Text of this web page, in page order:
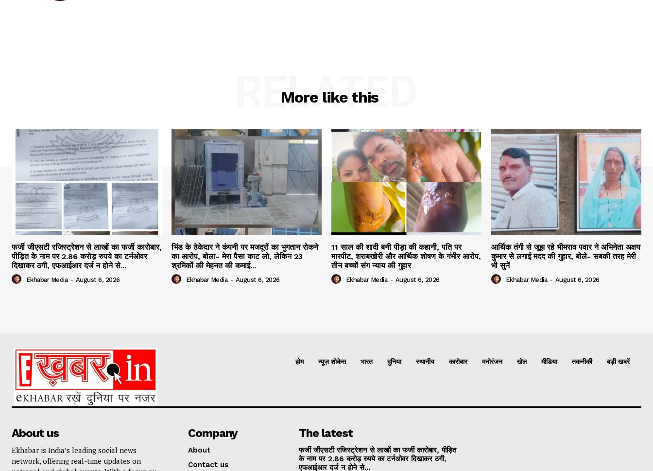
More like this
RELATED
फर्जी जीएसटी रजिस्ट्रेशन से लाखों का फर्जी कारोबार,
पीड़ित के नाम पर 2.86 करोड़ रुपये का टर्नओवर
दिखाकर ठगी, एफआईआर दर्ज न होने से...
Ekhabar Media - August 6, 2026
भिंड के ठेकेदार ने कंपनी पर मजदूरों का भुगतान रोकने
का आरोप, बोला- मेरा पैसा काट लो, लेकिन 23
श्रमिकों की मेहनत की कमाई...
Ekhabar Media - August 6, 2026
11 साल की शादी बनी पीड़ा की कहानी, पति पर
मारपीट, शराबखोरी और आर्थिक शोषण के गंभीर आरोप,
तीन बच्चों संग न्याय की गुहार
Ekhabar Media - August 6, 2026
आर्थिक तंगी से जूझ रहे भीमराव पवार ने अभिनेता अक्षय
कुमार से लगाई मदद की गुहार, बोले- सबकी तरह मेरी
भी सुनें
Ekhabar Media - August 6, 2026
होम न्यूज़ शोकेस भारत दुनिया स्थानीय कारोबार मनोरंजन खेल मीडिया तकनीकी बड़ी खबरें
About us
Ekhabar is India’s leading social news
network, offering real-time updates on
Company
About
Contact us
The latest
फर्जी जीएसटी रजिस्ट्रेशन से लाखों का फर्जी कारोबार, पीड़ित
के नाम पर 2.86 करोड़ रुपये का टर्नओवर दिखाकर ठगी,
एफआईआर दर्ज न होने से...